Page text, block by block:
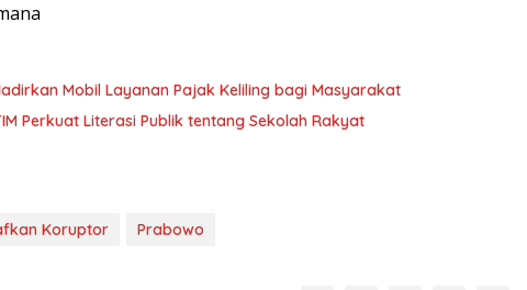
Mobil Layanan Pajak Keliling bagi Masyarakat
Perkuat Literasi Publik tentang Sekolah Rakyat
Koruptor Prabowo